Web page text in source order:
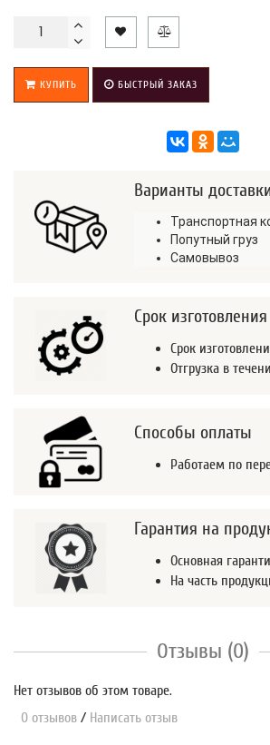
КУПИТЬ БЫСТРЫЙ ЗАКАЗ
Варианты
Транспортная
Попутный груз
Самовывоз
Срок изготовления
Срок
Отгрузка в
Способы оплаты
Работаем по
Гарантия на
Основная
На часть
Отзывы (0)
Нет отзывов об этом товаре.
0 отзывов / Написать отзыв